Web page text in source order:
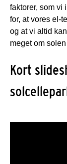
faktorer, som vi
for, at vores el-
og at vi altid
meget om
Kort